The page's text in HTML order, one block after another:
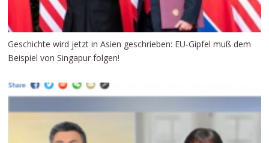
Geschichte wird jetzt in Asien geschrieben: EU-Gipfel muß dem
Beispiel von Singapur folgen!